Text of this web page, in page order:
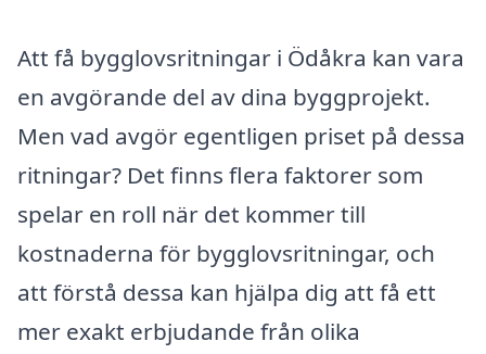
Att få bygglovsritningar i Ödåkra kan vara
en avgörande del av dina byggprojekt.
Men vad avgör egentligen priset på dessa
ritningar? Det finns flera faktorer som
spelar en roll när det kommer till
kostnaderna för bygglovsritningar, och
att förstå dessa kan hjälpa dig att få ett
mer exakt erbjudande från olika